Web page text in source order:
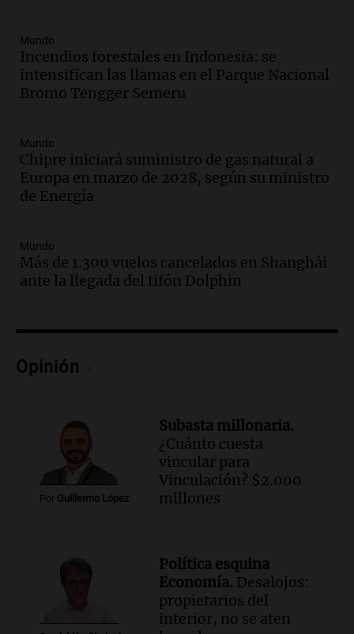
Audio. El orgullo y el sueño argentino de
Jorge Messi en una entrevista con Rony
Vargas en 2007
Audio.El abuelo de Agostina Vega, tras
las nuevas detenciones: "En esa casa
todos tenían algo que ver"
Audio.
Una nutricionista derribó el mito
del desayuno ideal: qué alimentos
conviene priorizar
Audio.Mateo, a los 25 años, lucha
contra el tiempo: necesita un trasplante
para poder seguir viviend
Una mañana para todos
de julio será menor al 2,9% registrado
en CABA
Una mañana para todos
Mundo
Incendios forestales en Indonesia: se
intensifican las llamas en el Parque Nacional
Bromo Tengger Semeru
Mundo
Chipre iniciará suministro de gas natural a
Europa en marzo de 2028, según su ministro
de Energía
Mundo
Más de 1.300 vuelos cancelados en Shanghái
ante la llegada del tifón Dolphin
Opinión
Por Guillermo López
Subasta millonaria.
¿Cuánto cuesta
vincular para
Vinculación? $2.000
millones
Política esquina
Economía. Desalojos:
propietarios del
interior, no se aten